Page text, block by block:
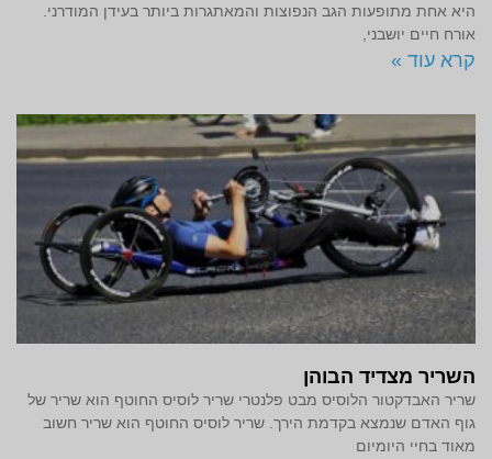
היא אחת מתופעות הגב הנפוצות והמאתגרות ביותר בעידן המודרני.
אורח חיים יושבני,
קרא עוד »
השריר מצדיד הבוהן
שריר האבדקטור הלוסיס מבט פלנטרי שריר לוסיס החוטף הוא שריר של
גוף האדם שנמצא בקדמת הירך. שריר לוסיס החוטף הוא שריר חשוב
מאוד בחיי היומיום